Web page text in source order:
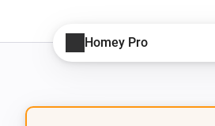
Homey Pro